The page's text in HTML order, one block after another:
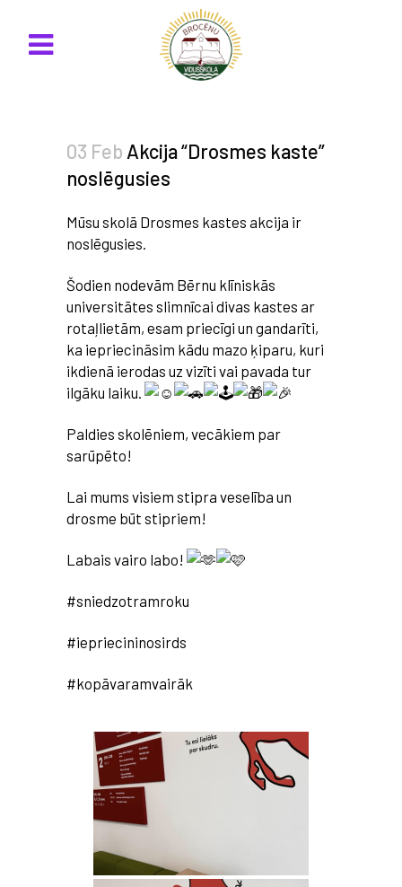
03 Feb Akcija “Drosmes kaste”
noslēgusies
Mūsu skolā Drosmes kastes akcija ir
noslēgusies.
Šodien nodevām Bērnu klīniskās
universitātes slimnīcai divas kastes ar
rotaļlietām, esam priecīgi un gandarīti,
ka iepriecināsim kādu mazo ķiparu, kuri
ikdienā ierodas uz vizīti vai pavada tur
ilgāku laiku.
Paldies skolēniem, vecākiem par
sarūpēto!
Lai mums visiem stipra veselība un
drosme būt stipriem!
Labais vairo labo!
#sniedzotramroku
#iepriecininosirds
#kopāvaramvairāk